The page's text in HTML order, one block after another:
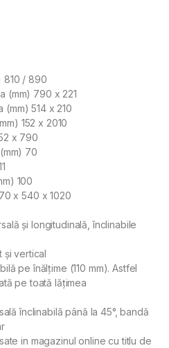
810 / 890
(mm) 790 x 221
(mm) 514 x 210
152 x 2010
x 790
70
100
x 540 x 1020
şi longitudinală, înclinabile
şi vertical
pe înălţime (110 mm). Astfel
pe toată lăţimea
înclinabilă până la 45°, bandă
in magazinul online cu titlu de